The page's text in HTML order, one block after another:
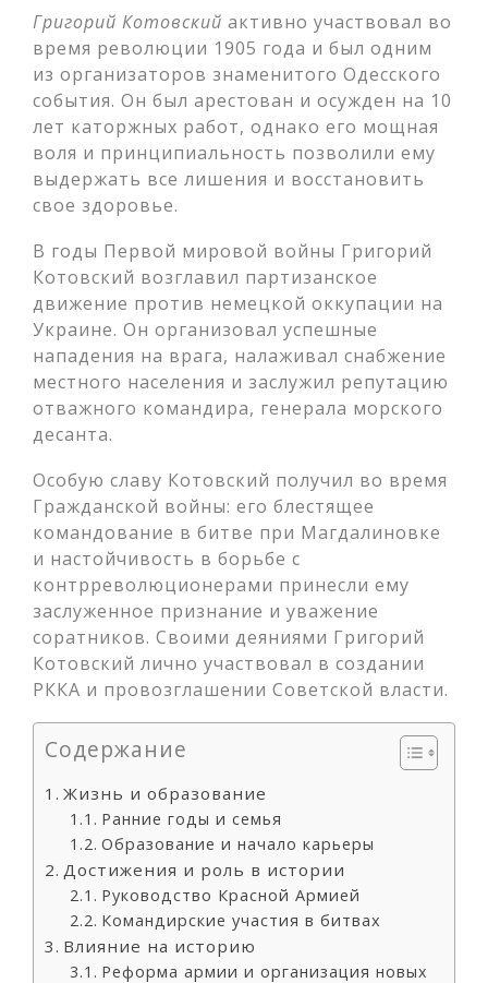
Григорий Котовский активно участвовал во
время революции 1905 года и был одним
из организаторов знаменитого Одесского
события. Он был арестован и осужден на 10
лет каторжных работ, однако его мощная
воля и принципиальность позволили ему
выдержать все лишения и восстановить
свое здоровье.
В годы Первой мировой войны Григорий
Котовский возглавил партизанское
движение против немецкой оккупации на
Украине. Он организовал успешные
нападения на врага, налаживал снабжение
местного населения и заслужил репутацию
отважного командира, генерала морского
десанта.
Особую славу Котовский получил во время
Гражданской войны: его блестящее
командование в битве при Магдалиновке
и настойчивость в борьбе с
контрреволюционерами принесли ему
заслуженное признание и уважение
соратников. Своими деяниями Григорий
Котовский лично участвовал в создании
РККА и провозглашении Советской власти.
Содержание
Жизнь и образование
Ранние годы и семья
Образование и начало карьеры
Достижения и роль в истории
Руководство Красной Армией
Командирские участия в битвах
Влияние на историю
Реформа армии и организация новых